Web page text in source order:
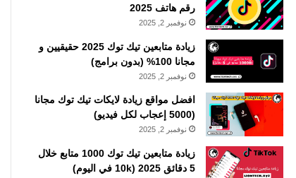
رقم هاتف 2025
نوفمبر 2, 2025
زيادة متابعين تيك توك 2025 حقيقيين و
مجانا 100% (بدون برامج)
نوفمبر 2, 2025
افضل مواقع زيادة لايكات تيك توك مجانا
(5000 إعجاب لكل فيديو)
نوفمبر 2, 2025
زيادة متابعين تيك توك 1000 متابع خلال
5 دقائق 2025 (10k في اليوم)